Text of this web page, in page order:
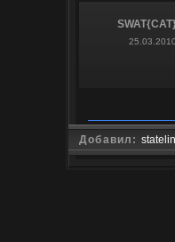
25.03.2010
Добавил: